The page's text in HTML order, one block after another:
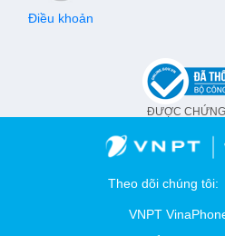
Điều khoản
ĐƯỢC
Theo dõi chúng tôi:
VNPT